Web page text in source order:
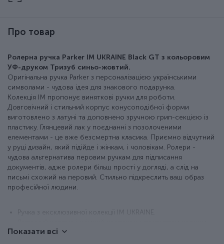
Про товар
Ролерна ручка Parker IM UKRAINE Black GT з кольоровим
УФ-друком Тризуб синьо-жовтий.
Оригінальна ручка Parker з персоналізацією українськими
символами - чудова ідея для знакового подарунка.
Колекція IM пропонує виняткові ручки для роботи.
Довговічний і стильний корпус конусоподібної форми
виготовлено з латуні та доповнено зручною грип-секцією із
пластику. Глянцевий лак у поєднанні з позолоченими
елементами - це вже безсмертна класика. Приємно відчутний
у руці дизайн, який підійде і жінкам, і чоловікам. Ролери -
чудова альтернатива перовим ручкам для підписання
документів, адже ролери більш прості у догляді, а слід на
письмі схожий на перовий. Стильно підкреслить ваш образ
професійної людини.
Ручка з ексклюзивної колекції IM UKRAINE.
глянцевим лаком.
Показати всі